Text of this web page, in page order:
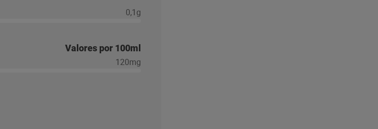
0,1g
Valores por 100ml
120mg